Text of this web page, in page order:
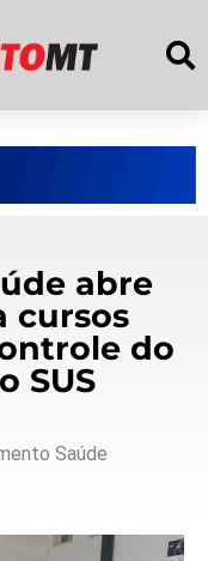
abre
cursos
do
SUS
Saúde